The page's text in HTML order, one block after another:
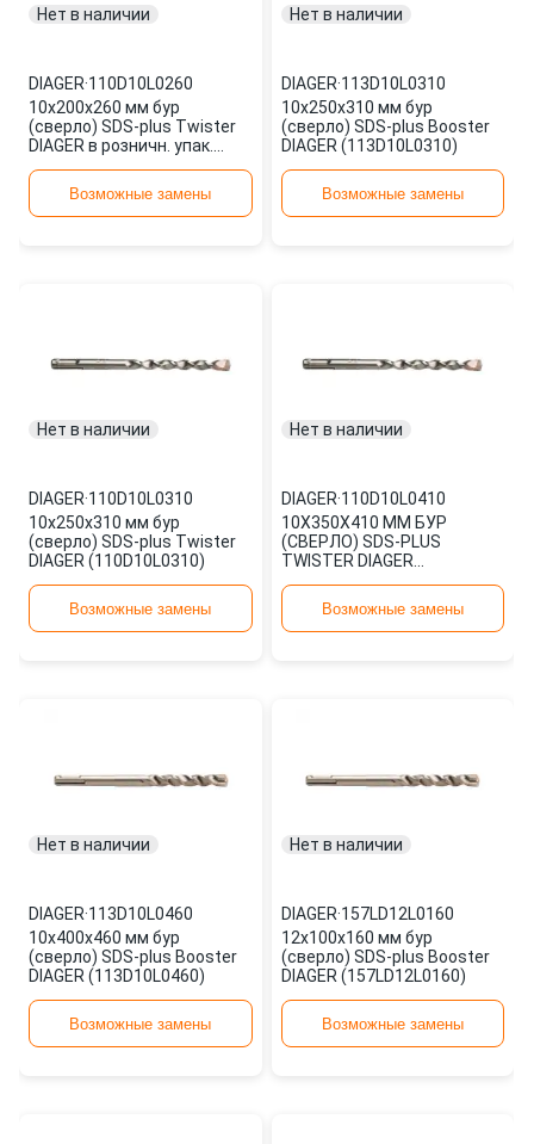
Нет в наличии
DIAGER·110D10L0260
10х200х260 мм бур
(сверло) SDS-plus Twister
DIAGER в розничн. упак.
Возможные замены
Нет в наличии
DIAGER·113D10L0310
10х250х310 мм бур
(сверло) SDS-plus Booster
DIAGER (113D10L0310)
Возможные замены
Нет в наличии
DIAGER·110D10L0310
10х250х310 мм бур
(сверло) SDS-plus Twister
DIAGER (110D10L0310)
Возможные замены
Нет в наличии
DIAGER·110D10L0410
10Х350Х410 ММ БУР
(СВЕРЛО) SDS-PLUS
TWISTER DIAGER
Возможные замены
Нет в наличии
DIAGER·113D10L0460
10х400х460 мм бур
(сверло) SDS-plus Booster
DIAGER (113D10L0460)
Возможные замены
Нет в наличии
DIAGER·157LD12L0160
12х100х160 мм бур
(сверло) SDS-plus Booster
DIAGER (157LD12L0160)
Возможные замены